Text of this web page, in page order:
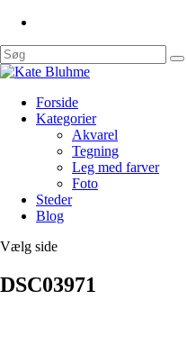
Forside
Kategorier
Akvarel
Tegning
Leg med farver
Foto
Steder
Blog
Vælg side
DSC03971